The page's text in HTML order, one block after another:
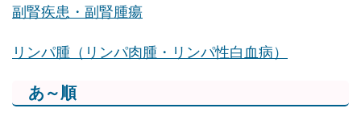
副腎疾患・副腎腫瘍
リンパ腫（リンパ肉腫・リンパ性白血病）
あ～順